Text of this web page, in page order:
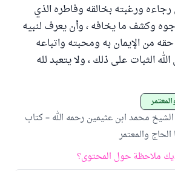
ورغبته بخالقه وفاطره الذي
وكشف ما يخافه ، وأن يعرف لنبيه
من الإيمان به ومحبته واتباعه
الثبات على ذلك ، ولا يتعبد لله
محمد ابن عثيمين رحمه الله – كتاب
والمعتمر
ملاحظة حول المحتوى؟